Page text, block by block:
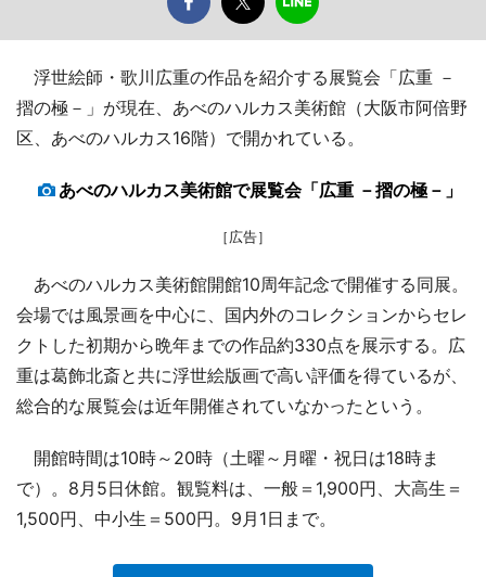
浮世絵師・歌川広重の作品を紹介する展覧会「広重 －
摺の極－」が現在、あべのハルカス美術館（大阪市阿倍野
区、あべのハルカス16階）で開かれている。
あべのハルカス美術館で展覧会「広重 －摺の極－」
［広告］
あべのハルカス美術館開館10周年記念で開催する同展。
会場では風景画を中心に、国内外のコレクションからセレ
クトした初期から晩年までの作品約330点を展示する。広
重は葛飾北斎と共に浮世絵版画で高い評価を得ているが、
総合的な展覧会は近年開催されていなかったという。
開館時間は10時～20時（土曜～月曜・祝日は18時ま
で）。8月5日休館。観覧料は、一般＝1,900円、大高生＝
1,500円、中小生＝500円。9月1日まで。